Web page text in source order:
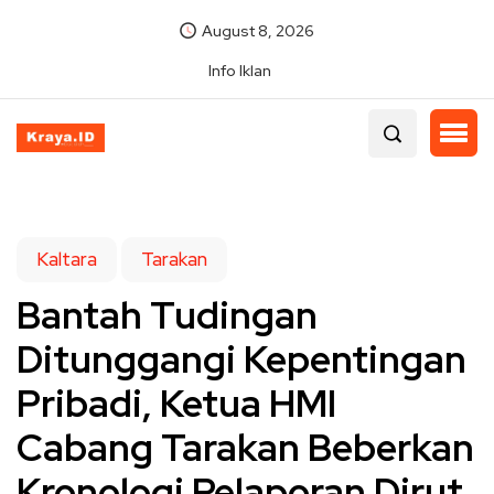
August 8, 2026
Info Iklan
Kaltara Tarakan
Bantah Tudingan
Ditunggangi Kepentingan
Pribadi, Ketua HMI
Cabang Tarakan Beberkan